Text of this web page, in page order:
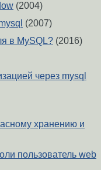
(2004)
(2007)
в MySQL? (2016)
через mysql
хранению и
пользователь web